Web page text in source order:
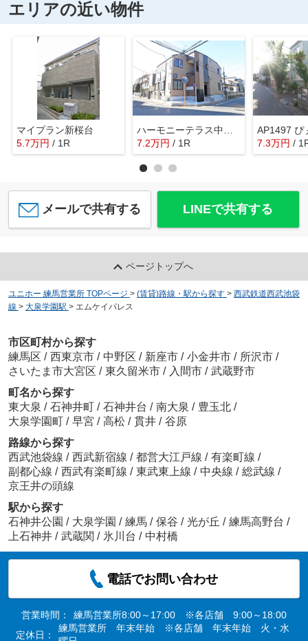
エリアの近い物件
マイプラン新桜台
5.7万円 / 1R
7.2万円 / 1R
AP1497 ぴ
7.3万円 /
メールで共有する LINEで共有する
ページトップへ
ユニホー 練馬営業所 TOPページ > (賃貸)路線・駅から探す > 西武鉄道西武池袋
線 > 大泉学園駅 > エムケイパレス
市区町村から探す
練馬区 / 西東京市 / 中野区 / 新座市 / 小金井市 / 所沢市 /
さいたま市大宮区 / 東久留米市 / 入間市 / 武蔵野市
町名から探す
東大泉 / 石神井町 / 石神井台 / 南大泉 / 豊玉北 /
大泉学園町 / 早宮 / 高松 / 貫井 / 谷原
路線から探す
西武池袋線 / 西武新宿線 / 都営大江戸線 / 有楽町線 /
副都心線 / 西武有楽町線 / 東武東上線 / 中央線 / 総武線 /
京王井の頭線
駅から探す
石神井公園 / 大泉学園 / 練馬 / 保谷 / 光が丘 / 練馬高野台 /
上石神井 / 武蔵関 / 氷川台 / 中村橋
電話でお問い合わせ
営業時間：
練馬営業所8:00～17:00 ※各店舗 9:00～18:00
定休日：
練馬営業所 年末年始 ※各店舗 年末年始 火・水